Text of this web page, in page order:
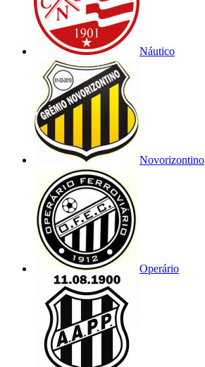
Náutico
Novorizontino
Operário